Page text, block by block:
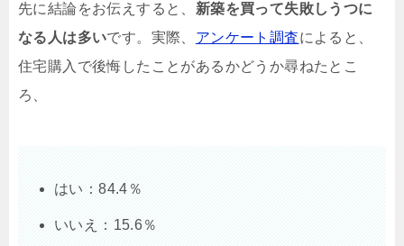
先に結論をお伝えすると、 新築を買って失敗しうつに
なる人は多いです。実際、 アンケート調査によると、
住宅購入で後悔したことがあるかどうか尋ねたとこ
ろ、
はい：84.4％
いいえ：15.6％